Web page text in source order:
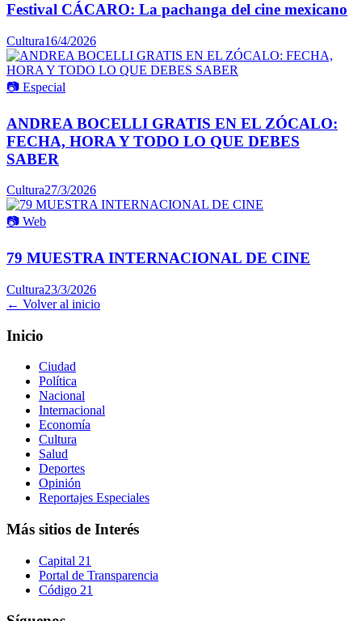
Festival CÁCARO: La pachanga del cine mexicano
Cultura16/4/2026
📷 Especial
ANDREA BOCELLI GRATIS EN EL ZÓCALO:
FECHA, HORA Y TODO LO QUE DEBES
SABER
Cultura27/3/2026
📷 Web
79 MUESTRA INTERNACIONAL DE CINE
Cultura23/3/2026
← Volver al inicio
Inicio
Ciudad
Política
Nacional
Internacional
Economía
Cultura
Salud
Deportes
Opinión
Reportajes Especiales
Más sitios de Interés
Capital 21
Portal de Transparencia
Código 21